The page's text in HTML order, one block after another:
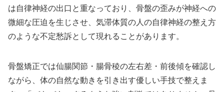
は自律神経の出口と重なっており、骨盤の歪みが神経への
微細な圧迫を生じさせ、気滞体質の人の自律神経の整え方
のような不定愁訴として現れることがあります。
骨盤矯正では仙腸関節・腸骨稜の左右差・前後傾を確認し
ながら、体の自然な動きを引き出す優しい手技で整えま